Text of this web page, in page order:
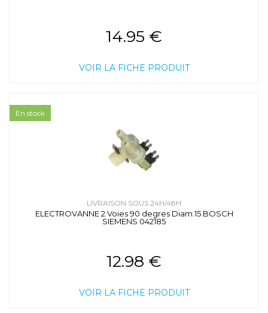
14.95 €
VOIR LA FICHE PRODUIT
LIVRAISON SOUS 24H/48H
ELECTROVANNE 2 Voies 90 degres Diam.15 BOSCH
SIEMENS 042185
12.98 €
VOIR LA FICHE PRODUIT
En stock